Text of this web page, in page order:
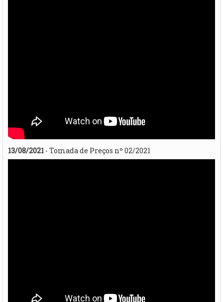
13/08/2021 - Tomada de Preços nº 02/2021